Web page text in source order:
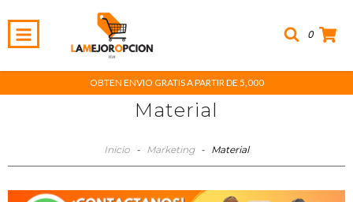
0
OBTEN ENVIO GRATIS A PARTIR DE 5,000
Material
Inicio - Marketing - Material